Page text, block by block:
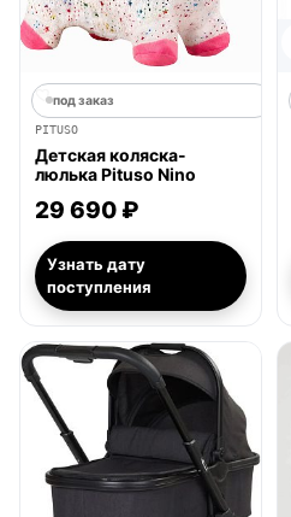
под заказ
PITUSO
Детская коляска-
люлька Pituso Nino
29 690 ₽
Узнать дату
поступления